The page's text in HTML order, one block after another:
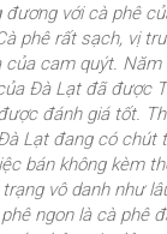
với cà phê
phê rất sạch, vị
của cam quýt. Năm
Đà Lạt đã được
đánh giá tốt.
Lạt đang có chút
bán không kèm
vô danh như
ngon là cà phê